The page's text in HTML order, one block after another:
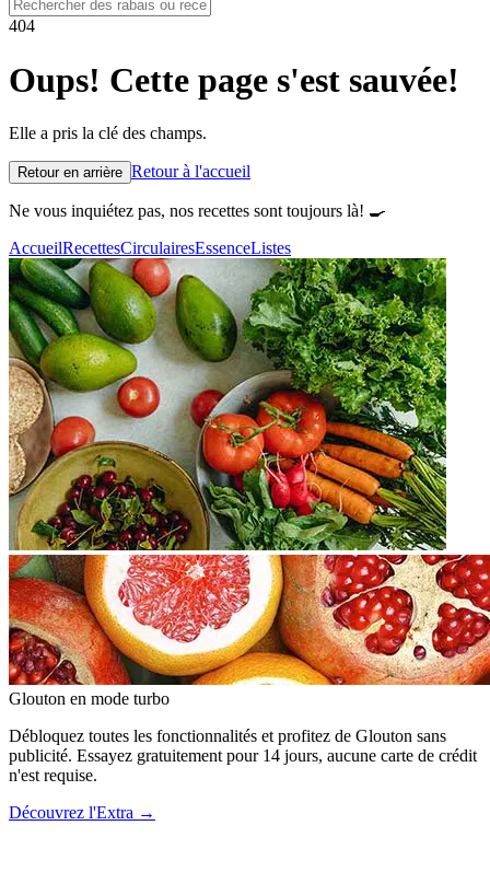
404
Oups! Cette page s'est sauvée!
Elle a pris la clé des champs.
Retour en arrière Retour à l'accueil
Ne vous inquiétez pas, nos recettes sont toujours là! 🍳
AccueilRecettesCirculairesEssenceListes
Glouton en mode turbo
Débloquez toutes les fonctionnalités et profitez de Glouton sans
publicité. Essayez gratuitement pour 14 jours, aucune carte de crédit
n'est requise.
Découvrez l'Extra →